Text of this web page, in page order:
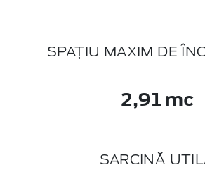
SPAȚIU MAXIM DE
2,91 mc
SARCINĂ